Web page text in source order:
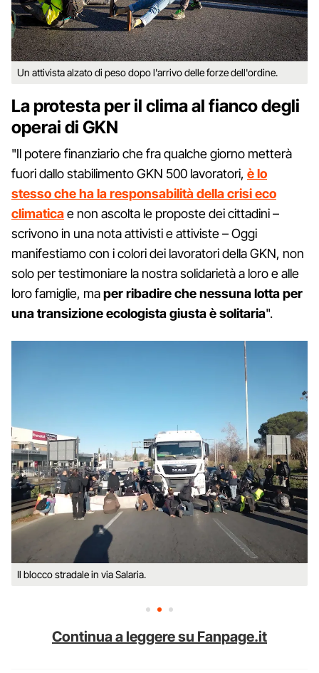
Un attivista alzato di peso dopo l'arrivo delle forze dell'ordine.
La protesta per il clima al fianco degli
operai di GKN
"Il potere finanziario che fra qualche giorno metterà
fuori dallo stabilimento GKN 500 lavoratori, è lo
stesso che ha la responsabilità della crisi eco
climaticae non ascolta le proposte dei cittadini –
scrivono in una nota attivisti e attiviste – Oggi
manifestiamo con i colori dei lavoratori della GKN, non
solo per testimoniare la nostra solidarietà a loro e alle
loro famiglie, maper ribadire che nessuna lotta per
una transizione ecologista giusta è solitaria".
Il blocco stradale in via Salaria.
Continua a leggere su Fanpage.it